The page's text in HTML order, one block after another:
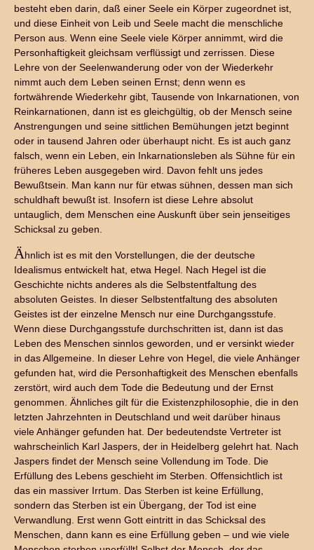
besteht eben darin, daß einer Seele ein Körper zugeordnet ist,
und diese Einheit von Leib und Seele macht die menschliche
Person aus. Wenn eine Seele viele Körper annimmt, wird die
Personhaftigkeit gleichsam verflüssigt und zerrissen. Diese
Lehre von der Seelenwanderung oder von der Wiederkehr
nimmt auch dem Leben seinen Ernst; denn wenn es
fortwährende Wiederkehr gibt, Tausende von Inkarnationen, von
Reinkarnationen, dann ist es gleichgültig, ob der Mensch seine
Anstrengungen und seine sittlichen Bemühungen jetzt beginnt
oder in tausend Jahren oder überhaupt nicht. Es ist auch ganz
falsch, wenn ein Leben, ein Inkarnationsleben als Sühne für ein
früheres Leben ausgegeben wird. Davon fehlt uns jedes
Bewußtsein. Man kann nur für etwas sühnen, dessen man sich
schuldhaft bewußt ist. Insofern ist diese Lehre absolut
untauglich, dem Menschen eine Auskunft über sein jenseitiges
Schicksal zu geben.
Ähnlich ist es mit den Vorstellungen, die der deutsche
Idealismus entwickelt hat, etwa Hegel. Nach Hegel ist die
Geschichte nichts anderes als die Selbstentfaltung des
absoluten Geistes. In dieser Selbstentfaltung des absoluten
Geistes ist der einzelne Mensch nur eine Durchgangsstufe.
Wenn diese Durchgangsstufe durchschritten ist, dann ist das
Leben des Menschen sinnlos geworden, und er versinkt wieder
in das Allgemeine. In dieser Lehre von Hegel, die viele Anhänger
gefunden hat, wird die Personhaftigkeit des Menschen ebenfalls
zerstört, wird auch dem Tode die Bedeutung und der Ernst
genommen. Ähnliches gilt für die Existenzphilosophie, die in den
letzten Jahrzehnten in Deutschland und weit darüber hinaus
viele Anhänger gefunden hat. Der bedeutendste Vertreter ist
wahrscheinlich Karl Jaspers, der in Heidelberg gelehrt hat. Nach
Jaspers findet der Mensch seine Vollendung im Tode. Die
Erfüllung des Lebens geschieht im Sterben. Offensichtlich ist
das ein massiver Irrtum. Das Sterben ist keine Erfüllung,
sondern das Sterben ist ein Übergang, der Tod ist eine
Verwandlung. Erst wenn Gott eintritt in das Schicksal des
Menschen, dann kann es eine Erfüllung geben – und wie viele